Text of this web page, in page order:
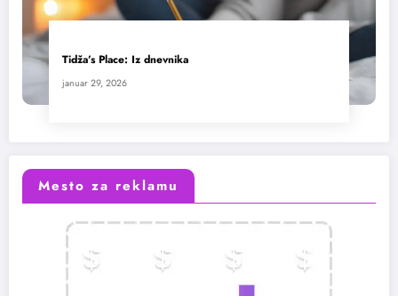
Tidža’s Place: Iz dnevnika
januar 29, 2026
Mesto za reklamu